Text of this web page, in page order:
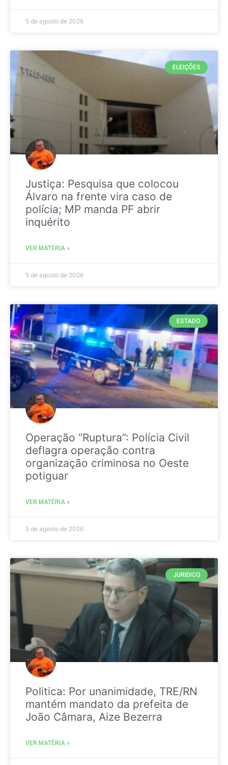
5 de agosto de 2026
ELEIÇÕES
Justiça: Pesquisa que colocou
Álvaro na frente vira caso de
polícia; MP manda PF abrir
inquérito
VER MATÉRIA »
5 de agosto de 2026
ESTADO
Operação “Ruptura”: Polícia Civil
deflagra operação contra
organização criminosa no Oeste
potiguar
VER MATÉRIA »
5 de agosto de 2026
JURIDICO
Politica: Por unanimidade, TRE/RN
mantém mandato da prefeita de
João Câmara, Aize Bezerra
VER MATÉRIA »